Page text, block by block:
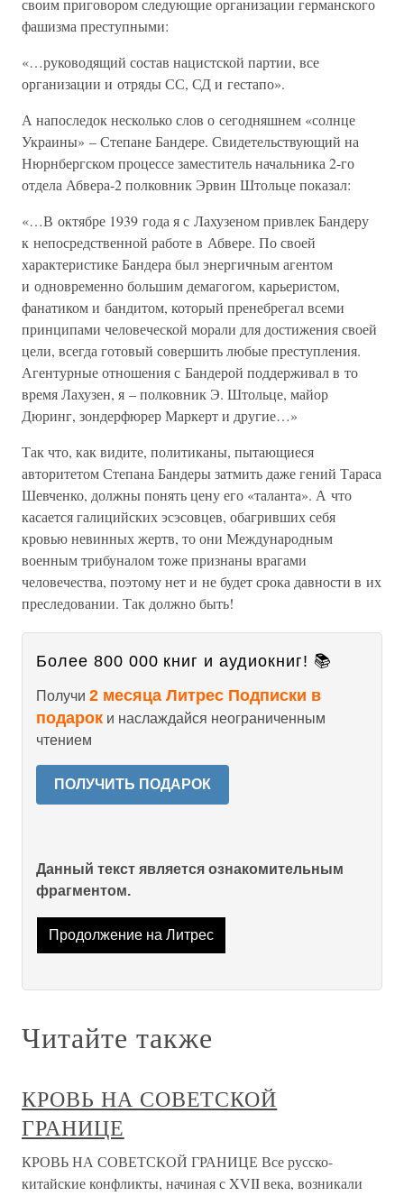
своим приговором следующие организации германского
фашизма преступными:
«…руководящий состав нацистской партии, все
организации и отряды СС, СД и гестапо».
А напоследок несколько слов о сегодняшнем «солнце
Украины» – Степане Бандере. Свидетельствующий на
Нюрнбергском процессе заместитель начальника 2-го
отдела Абвера-2 полковник Эрвин Штольце показал:
«…В октябре 1939 года я с Лахузеном привлек Бандеру
к непосредственной работе в Абвере. По своей
характеристике Бандера был энергичным агентом
и одновременно большим демагогом, карьеристом,
фанатиком и бандитом, который пренебрегал всеми
принципами человеческой морали для достижения своей
цели, всегда готовый совершить любые преступления.
Агентурные отношения с Бандерой поддерживал в то
время Лахузен, я – полковник Э. Штольце, майор
Дюринг, зондерфюрер Маркерт и другие…»
Так что, как видите, политиканы, пытающиеся
авторитетом Степана Бандеры затмить даже гений Тараса
Шевченко, должны понять цену его «таланта». А что
касается галицийских эсэсовцев, обагривших себя
кровью невинных жертв, то они Международным
военным трибуналом тоже признаны врагами
человечества, поэтому нет и не будет срока давности в их
преследовании. Так должно быть!
Более 800 000 книг и аудиокниг! 📚
Получи 2 месяца Литрес Подписки в
подарок и наслаждайся неограниченным
чтением
ПОЛУЧИТЬ ПОДАРОК
Данный текст является ознакомительным
фрагментом.
Продолжение на Литрес
Читайте также
КРОВЬ НА СОВЕТСКОЙ
ГРАНИЦЕ
КРОВЬ НА СОВЕТСКОЙ ГРАНИЦЕ Все русско-
китайские конфликты, начиная с XVII века, возникали